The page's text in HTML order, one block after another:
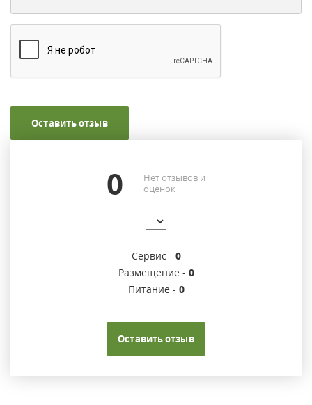
Оставить отзыв
0
Нет отзывов и
оценок
Сервис - 0
Размещение - 0
Питание - 0
Оставить отзыв